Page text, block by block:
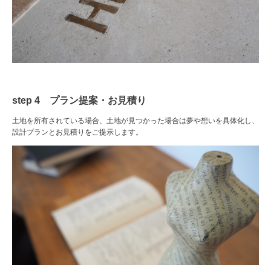
step 4 プラン提案・お見積り
土地を所有されている場合、土地が見つかった場合は夢や想いを具体化し、
設計プランとお見積りをご提示します。